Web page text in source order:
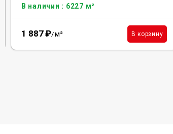
В наличии : 6227 м²
1 887₽/м² В корзину